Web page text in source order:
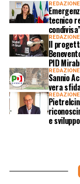
REDAZIONE
tecnico
condivisa”
REDAZIONE
Il
PID
REDAZIONE
Sannio
vera
REDAZIONE
e